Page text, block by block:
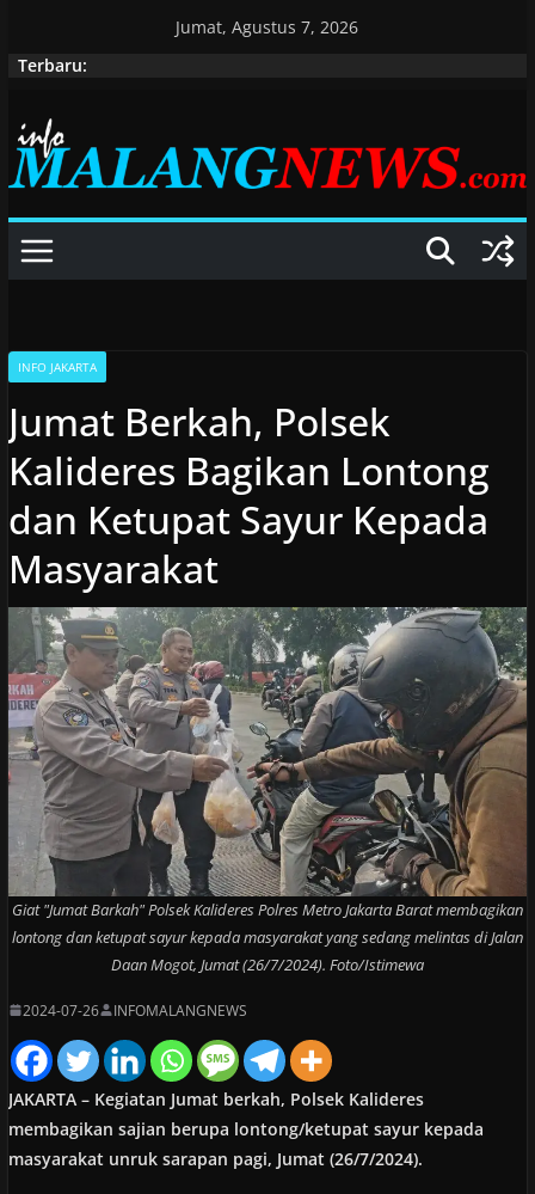
Jumat, Agustus 7, 2026
Terbaru:
INFO JAKARTA
Jumat Berkah, Polsek
Kalideres Bagikan Lontong
dan Ketupat Sayur Kepada
Masyarakat
Giat "Jumat Barkah" Polsek Kalideres Polres Metro Jakarta Barat membagikan
lontong dan ketupat sayur kepada masyarakat yang sedang melintas di Jalan
Daan Mogot, Jumat (26/7/2024). Foto/Istimewa
2024-07-26 INFOMALANGNEWS
JAKARTA – Kegiatan Jumat berkah, Polsek Kalideres
membagikan sajian berupa lontong/ketupat sayur kepada
masyarakat unruk sarapan pagi, Jumat (26/7/2024).